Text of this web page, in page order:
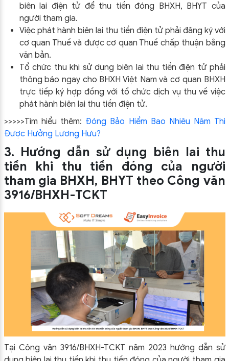
biên lai điện tử để thu tiền đóng BHXH, BHYT của
người tham gia.
Việc phát hành biên lai thu tiền điện tử phải đăng ký với
cơ quan Thuế và được cơ quan Thuế chấp thuận bằng
văn bản.
Tổ chức thu khi sử dụng biên lai thu tiền điện tử phải
thông báo ngay cho BHXH Việt Nam và cơ quan BHXH
trực tiếp ký hợp đồng với tổ chức dịch vụ thu về việc
phát hành biên lai thu tiền điện tử.
>>>>>Tìm hiểu thêm: Đóng Bảo Hiểm Bao Nhiêu Năm Thì
Được Hưởng Lương Hưu?
3. Hướng dẫn sử dụng biên lai thu
tiền khi thu tiền đóng của người
tham gia BHXH, BHYT theo Công văn
3916/BHXH-TCKT
Tại Công văn 3916/BHXH-TCKT năm 2023 hướng dẫn sử